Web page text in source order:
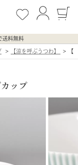
送料無料
【涼を呼ぶうつわ】 【
ップ